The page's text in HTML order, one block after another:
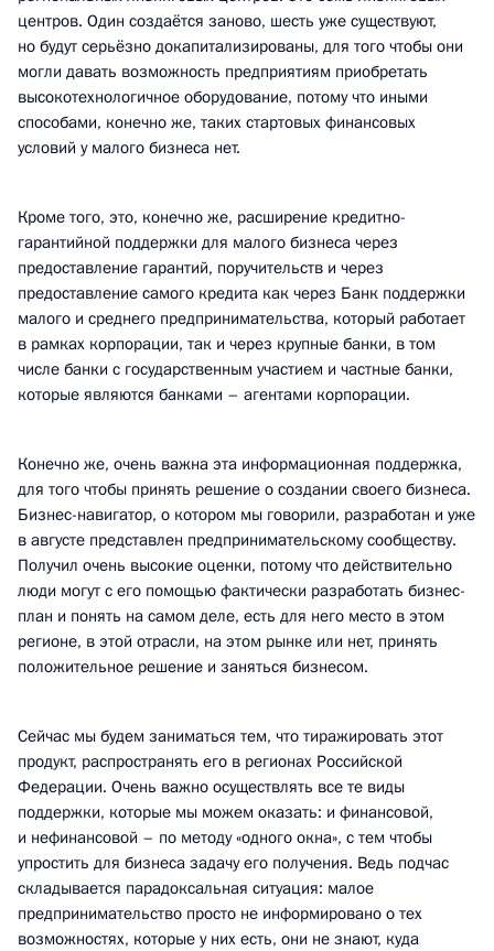
центров. Один создаётся заново, шесть уже существуют,
но будут серьёзно докапитализированы, для того чтобы они
могли давать возможность предприятиям приобретать
высокотехнологичное оборудование, потому что иными
способами, конечно же, таких стартовых финансовых
условий у малого бизнеса нет.
Кроме того, это, конечно же, расширение кредитно-
гарантийной поддержки для малого бизнеса через
предоставление гарантий, поручительств и через
предоставление самого кредита как через Банк поддержки
малого и среднего предпринимательства, который работает
в рамках корпорации, так и через крупные банки, в том
числе банки с государственным участием и частные банки,
которые являются банками – агентами корпорации.
Конечно же, очень важна эта информационная поддержка,
для того чтобы принять решение о создании своего бизнеса.
Бизнес-навигатор, о котором мы говорили, разработан и уже
в августе представлен предпринимательскому сообществу.
Получил очень высокие оценки, потому что действительно
люди могут с его помощью фактически разработать бизнес-
план и понять на самом деле, есть для него место в этом
регионе, в этой отрасли, на этом рынке или нет, принять
положительное решение и заняться бизнесом.
Сейчас мы будем заниматься тем, что тиражировать этот
продукт, распространять его в регионах Российской
Федерации. Очень важно осуществлять все те виды
поддержки, которые мы можем оказать: и финансовой,
и нефинансовой – по методу «одного окна», с тем чтобы
упростить для бизнеса задачу его получения. Ведь подчас
складывается парадоксальная ситуация: малое
предпринимательство просто не информировано о тех
возможностях, которые у них есть, они не знают, куда